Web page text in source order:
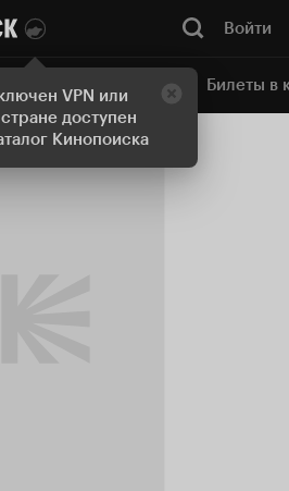
VPN или
доступен
Кинопоиска
Войти
Онлайн-кинотеатр Билеты в